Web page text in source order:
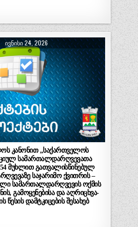
ᲘᲕᲜᲘᲡᲘ 24, 2026
კანონით „საქართველოს
სამართალდარღვევათა
მუხლით გათვალისწინებულ
საჯარიმო ქვითრის –
სამართალდარღვევის ოქმის
გამოყენებისა და აღრიცხვა-
წესის დამტკიცების შესახებ